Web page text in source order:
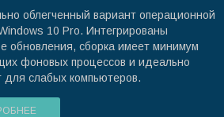
облегченный вариант операционной
10 Pro. Интегрированы
обновления, сборка имеет минимум
фоновых процессов и идеально
для слабых компьютеров.